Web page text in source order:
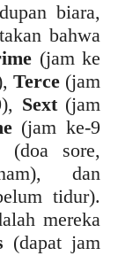
biara,
bahwa
(jam ke
Terce (jam
Sext (jam
(jam ke-9
(doa sore,
dan
tidur).
mereka
(dapat jam